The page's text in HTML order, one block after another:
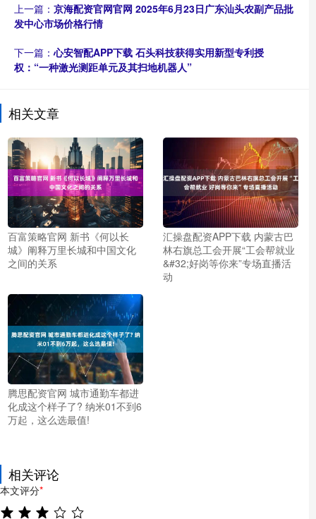
上一篇： 京海配资官网官网 2025年6月23日广东汕头农副产品批
发中心市场价格行情
下一篇： 心安智配APP下载 石头科技获得实用新型专利授
权：“一种激光测距单元及其扫地机器人”
相关文章
百富策略官网 新书《何以长
城》阐释万里长城和中国文化
之间的关系
汇操盘配资APP下载 内蒙古巴
林右旗总工会开展“工会帮就业
&#32;好岗等你来”专场直播活
动
腾思配资官网 城市通勤车都进
化成这个样子了? 纳米01不到6
万起，这么选最值!
相关评论
本文评分*